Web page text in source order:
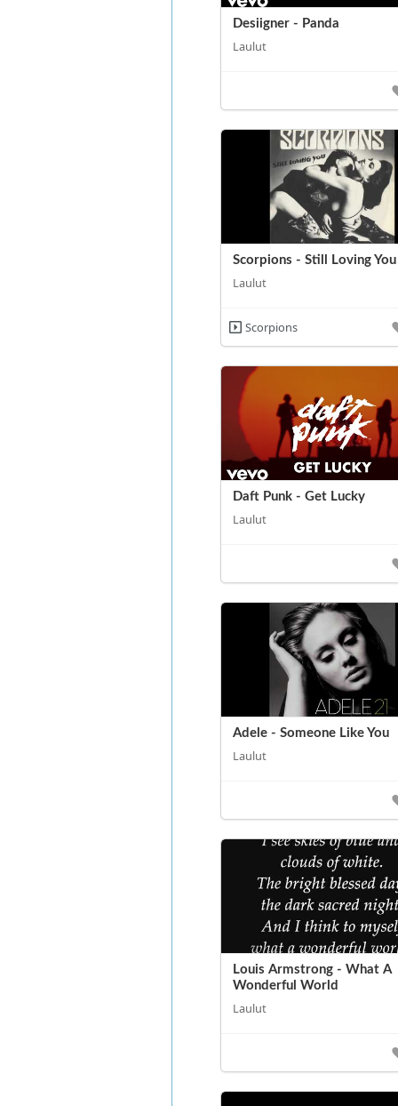
Desiigner - Panda
Laulut
Scorpions - Still Loving You
Laulut
Scorpions
Daft Punk - Get Lucky
Laulut
Adele - Someone Like You
Laulut
Louis Armstrong - What A
Wonderful World
Laulut